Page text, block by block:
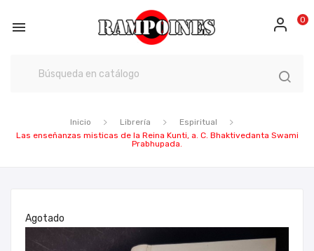
 0
Inicio Librería
Espiritual
Las enseñanzas misticas de la Reina Kunti, a. C. Bhaktivedanta Swami
Prabhupada.
Agotado